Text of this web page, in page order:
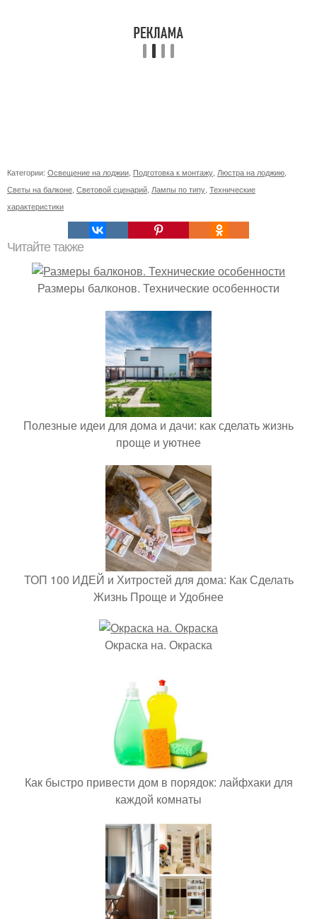
Категории: Освещение на лоджии Подготовка к монтажу Люстра на лоджию
Светы на балконе Световой сценарий Лампы по типу Технические
характеристики
Читайте также
Размеры балконов. Технические особенности
Полезные идеи для дома и дачи: как сделать жизнь
проще и уютнее
ТОП 100 ИДЕЙ и Хитростей для дома: Как Сделать
Жизнь Проще и Удобнее
Окраска на. Окраска
Как быстро привести дом в порядок: лайфхаки для
каждой комнаты